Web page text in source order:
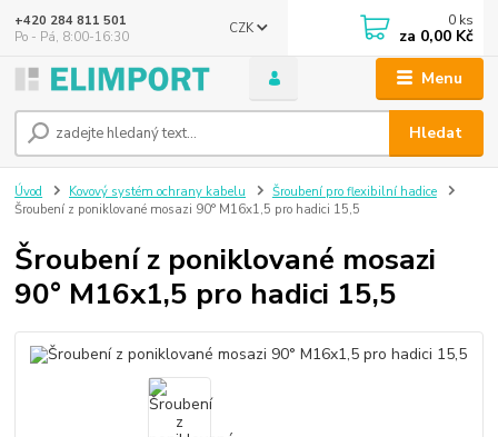
Menu
CZK
Hledat
+420 284 811 501
Po - Pá, 8:00-16:30
0 ks
za 0,00 Kč
Úvod Kovový systém ochrany kabelu
Šroubení pro flexibilní hadice
Šroubení z poniklované mosazi 90° M16x1,5 pro hadici 15,5
Šroubení z poniklované mosazi
90° M16x1,5 pro hadici 15,5